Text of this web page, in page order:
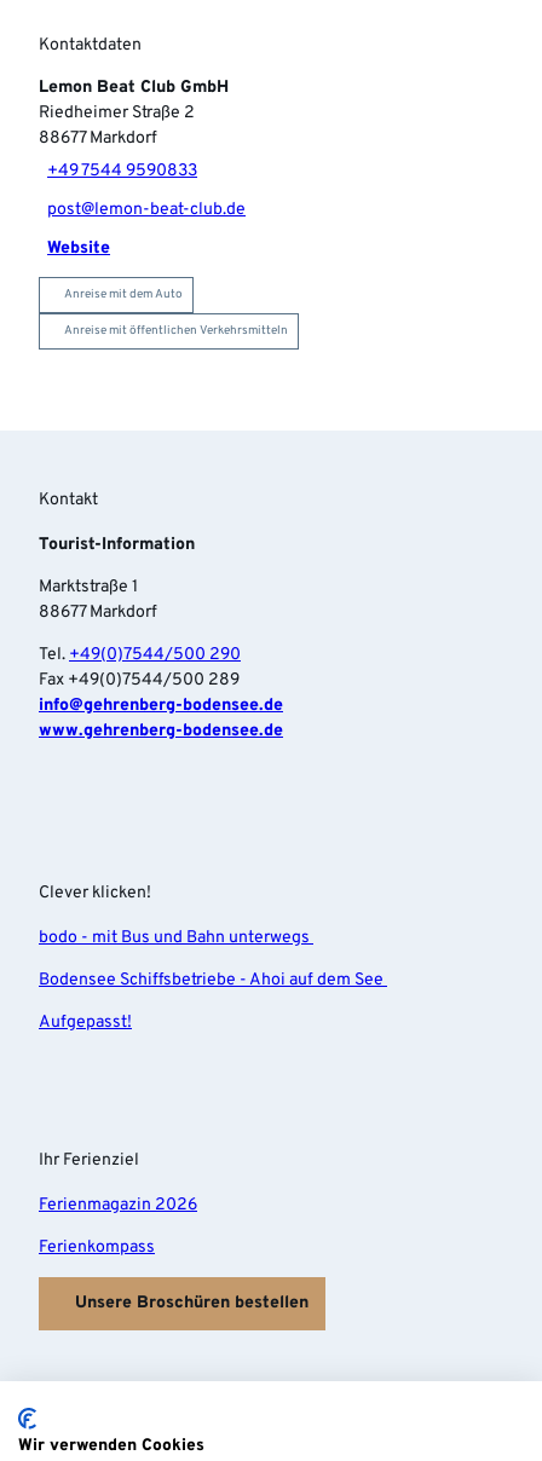
Kontaktdaten
Lemon Beat Club GmbH
Riedheimer Straße 2
88677Markdorf
+49 7544 9590833
post@lemon-beat-club.de
Website
Anreise mit dem Auto
Anreise mit öffentlichen Verkehrsmitteln
Kontakt
Tourist-Information
Marktstraße 1
88677 Markdorf
Tel. +49(0)7544/500 290
Fax +49(0)7544/500 289
info‎@gehrenberg-bodensee.de
www.gehrenberg-bodensee.de
Clever klicken!
bodo - mit Bus und Bahn unterwegs
Bodensee Schiffsbetriebe - Ahoi auf dem See
Aufgepasst!
Ihr Ferienziel
Ferienmagazin 2026
Ferienkompass
Unsere Broschüren bestellen
Wir verwenden Cookies